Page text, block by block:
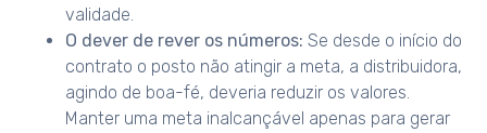
validade.
O dever de rever os números: Se desde o início do
contrato o posto não atingir a meta, a distribuidora,
agindo de boa-fé, deveria reduzir os valores.
Manter uma meta inalcançável apenas para gerar